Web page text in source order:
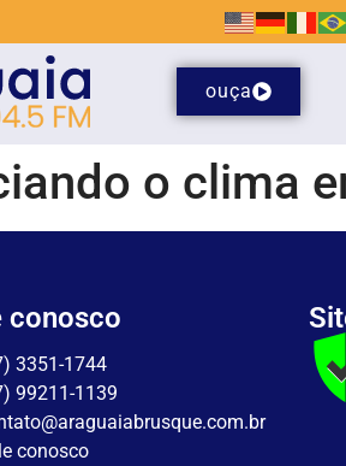
ouça
o clima
conosco
3351-1744
99211-1139
conosco